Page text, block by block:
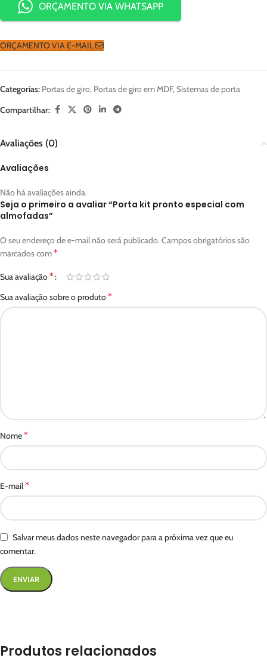
ORÇAMENTO VIA WHATSAPP
ORÇAMENTO VIA E-MAIL
Categorias: Portas de giro, Portas de giro em MDF,Sistemas de porta
Compartilhar:
Avaliações (0)
Avaliações
Não há avaliações ainda.
Seja o primeiro a avaliar “Porta kit pronto especial com
almofadas”
O seu endereço de e-mail não será publicado.Campos obrigatórios são
marcados com*
Sua avaliação*
Sua avaliação sobre o produto*
Nome*
E-mail*
Salvar meus dados neste navegador para a próxima vez que eu
comentar.
Produtos relacionados